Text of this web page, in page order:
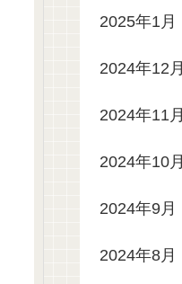
2025年1月
2024年12月
2024年11月
2024年10月
2024年9月
2024年8月